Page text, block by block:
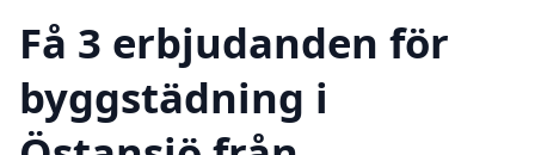
Få 3 erbjudanden för
byggstädning i